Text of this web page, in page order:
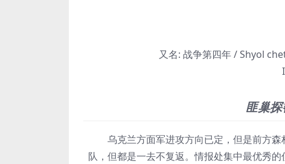
又名: 战争第四年 / Shyol
匪巢
乌克兰方面军进攻方向已定，但是前方森
队，但都是一去不复返。情报处集中最优秀